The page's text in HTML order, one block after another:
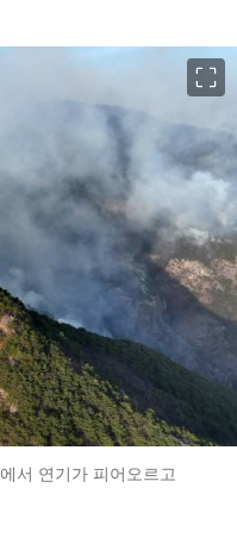
서 연기가 피어오르고